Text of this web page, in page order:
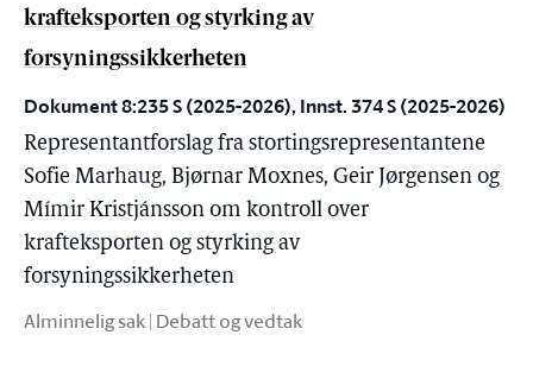
krafteksporten og styrking av
forsyningssikkerheten
Dokument 8:235 S (2025-2026), Innst. 374 S (2025-2026)
Representantforslag fra stortingsrepresentantene
Sofie Marhaug, Bjørnar Moxnes, Geir Jørgensen og
Mímir Kristjánsson om kontroll over
krafteksporten og styrking av
forsyningssikkerheten
Alminnelig sak | Debatt og vedtak